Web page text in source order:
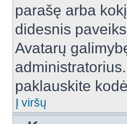
parašę arba
didesnis
Avatarų
paklauskite
Į viršų